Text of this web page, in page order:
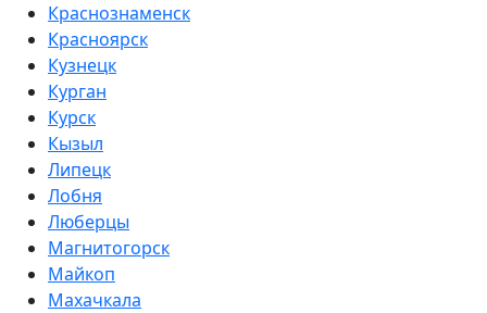
Краснознаменск
Красноярск
Кузнецк
Курган
Курск
Кызыл
Липецк
Лобня
Люберцы
Магнитогорск
Майкоп
Махачкала